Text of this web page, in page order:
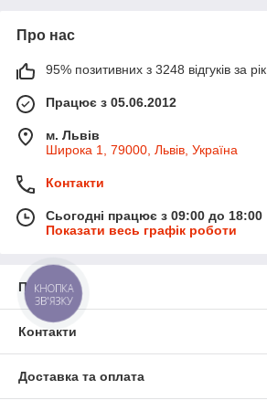
Про нас
95% позитивних з 3248 відгуків за рік
Працює з 05.06.2012
м. Львів
Широка 1, 79000, Львів, Україна
Контакти
Сьогодні працює з 09:00 до 18:00
Показати весь графік роботи
Про нас
Контакти
Доставка та оплата
КНОПКА
ЗВ'ЯЗКУ